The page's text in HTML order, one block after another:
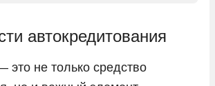
автокредитования
это не только средство